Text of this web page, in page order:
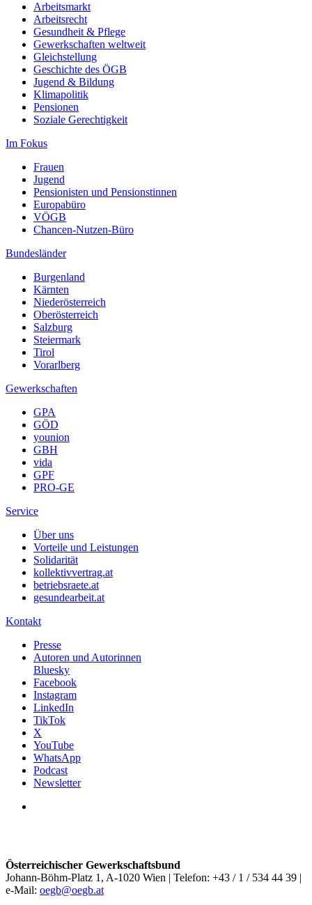
Arbeitsmarkt
Arbeitsrecht
Gesundheit & Pflege
Gewerkschaften weltweit
Gleichstellung
Geschichte des ÖGB
Jugend & Bildung
Klimapolitik
Pensionen
Soziale Gerechtigkeit
Im Fokus
Frauen
Jugend
Pensionisten und Pensionstinnen
Europabüro
VÖGB
Chancen-Nutzen-Büro
Bundesländer
Burgenland
Kärnten
Niederösterreich
Oberösterreich
Salzburg
Steiermark
Tirol
Vorarlberg
Gewerkschaften
GPA
GÖD
younion
GBH
vida
GPF
PRO-GE
Service
Über uns
Vorteile und Leistungen
Solidarität
kollektivvertrag.at
betriebsraete.at
gesundearbeit.at
Kontakt
Presse
Autoren und Autorinnen
Bluesky
Facebook
Instagram
LinkedIn
TikTok
X
YouTube
WhatsApp
Podcast
Newsletter
Österreichischer Gewerkschaftsbund
Johann-Böhm-Platz 1, A-1020 Wien | Telefon: +43 / 1 / 534 44 39 |
e-Mail: oegb@oegb.at